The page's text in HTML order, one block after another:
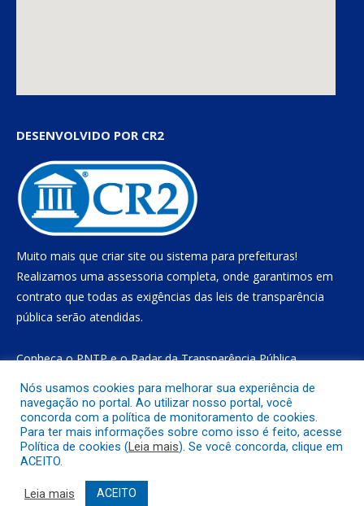
DESENVOLVIDO POR CR2
Muito mais que criar site ou sistema para prefeituras!
Realizamos uma assessoria completa, onde garantimos em
contrato que todas as exigências das leis de transparência
pública serão atendidas.
Conheça oPNTPe oRadar da Transparência Pública
Todos os direitos reservados a Prefeitura Municipal de Gurupá
Mapa do Site
Acessar o Webmail
Nós usamos cookies para melhorar sua experiência de
navegação no portal. Ao utilizar nosso portal, você
concorda com a política de monitoramento de cookies.
Para ter mais informações sobre como isso é feito, acesse
Política de cookies (Leia mais). Se você concorda, clique em
ACEITO.
Leia mais ACEITO